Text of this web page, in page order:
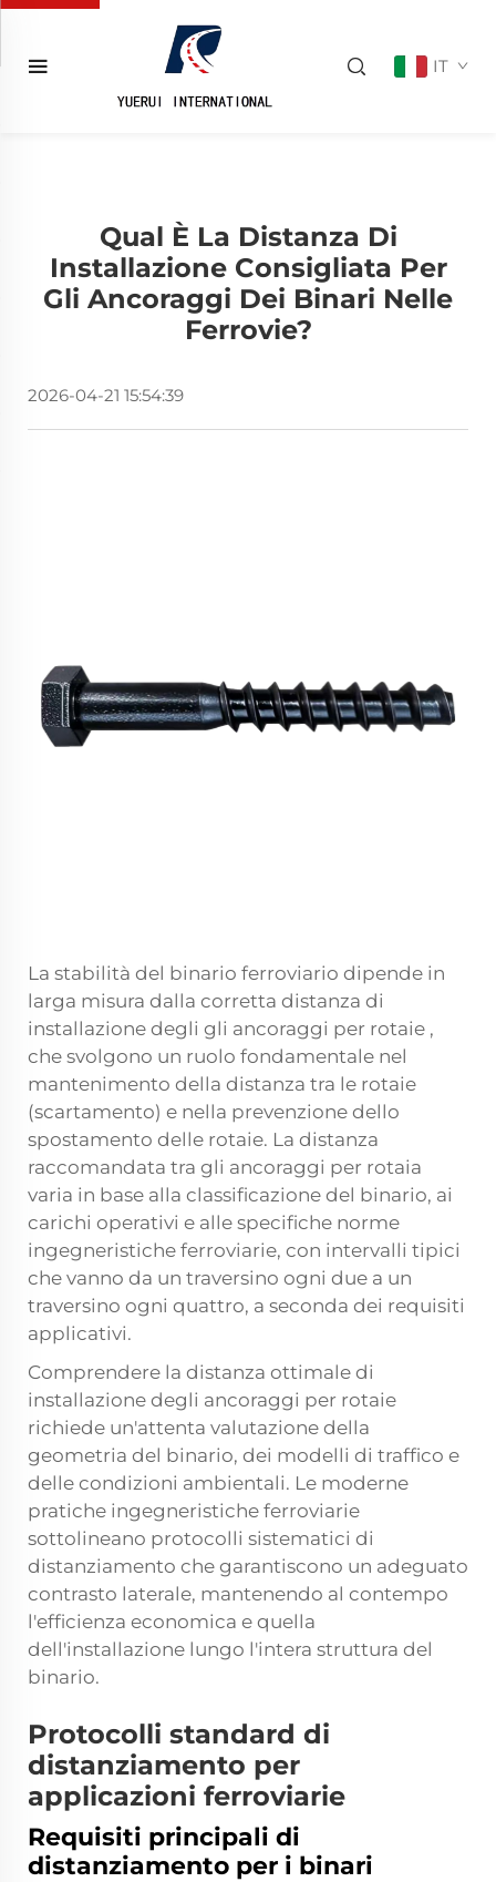
IT
Qual È La Distanza Di
Installazione Consigliata Per
Gli Ancoraggi Dei Binari Nelle
Ferrovie?
2026-04-21 15:54:39
La stabilità del binario ferroviario dipende in
larga misura dalla corretta distanza di
installazione degli gli ancoraggi per rotaie ,
che svolgono un ruolo fondamentale nel
mantenimento della distanza tra le rotaie
(scartamento) e nella prevenzione dello
spostamento delle rotaie. La distanza
raccomandata tra gli ancoraggi per rotaia
varia in base alla classificazione del binario, ai
carichi operativi e alle specifiche norme
ingegneristiche ferroviarie, con intervalli tipici
che vanno da un traversino ogni due a un
traversino ogni quattro, a seconda dei requisiti
applicativi.
Comprendere la distanza ottimale di
installazione degli ancoraggi per rotaie
richiede un'attenta valutazione della
geometria del binario, dei modelli di traffico e
delle condizioni ambientali. Le moderne
pratiche ingegneristiche ferroviarie
sottolineano protocolli sistematici di
distanziamento che garantiscono un adeguato
contrasto laterale, mantenendo al contempo
l'efficienza economica e quella
dell'installazione lungo l'intera struttura del
binario.
Protocolli standard di
distanziamento per
applicazioni ferroviarie
Requisiti principali di
distanziamento per i binari